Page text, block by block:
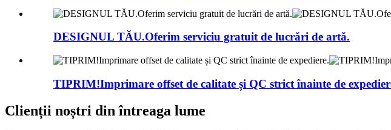
DESIGNUL TĂU.Oferim serviciu gratuit de lucrări de artă.
TIPRIM!Imprimare offset de calitate și QC strict înainte de
Clienții noștri din întreaga lume